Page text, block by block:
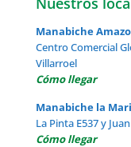
Manabiche
Centro Comercial
Villarroel
Cómo llegar
Manabiche la
La Pinta E537 y
Cómo llegar